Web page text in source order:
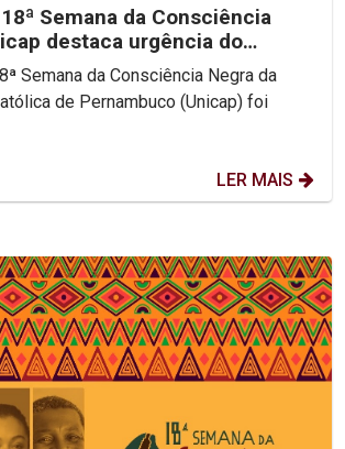
Semana da Consciência
destaca urgência do
e justiça...
Semana da Consciência Negra da
de Pernambuco (Unicap) foi
LER MAIS